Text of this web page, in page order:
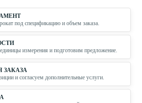
под спецификацию и объем заказа.
измерения и подготовим предложение.
ЗАКАЗА
и согласуем дополнительные услуги.